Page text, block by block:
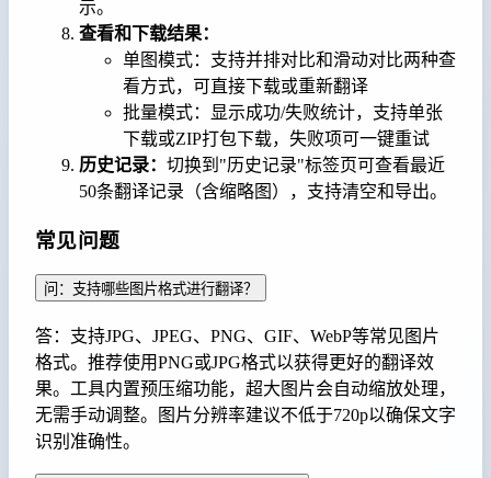
示。
查看和下载结果：
单图模式：支持并排对比和滑动对比两种查
看方式，可直接下载或重新翻译
批量模式：显示成功/失败统计，支持单张
下载或ZIP打包下载，失败项可一键重试
历史记录： 切换到"历史记录"标签页可查看最近
50条翻译记录（含缩略图），支持清空和导出。
常见问题
问：支持哪些图片格式进行翻译？
答：支持JPG、JPEG、PNG、GIF、WebP等常见图片
格式。推荐使用PNG或JPG格式以获得更好的翻译效
果。工具内置预压缩功能，超大图片会自动缩放处理，
无需手动调整。图片分辨率建议不低于720p以确保文字
识别准确性。